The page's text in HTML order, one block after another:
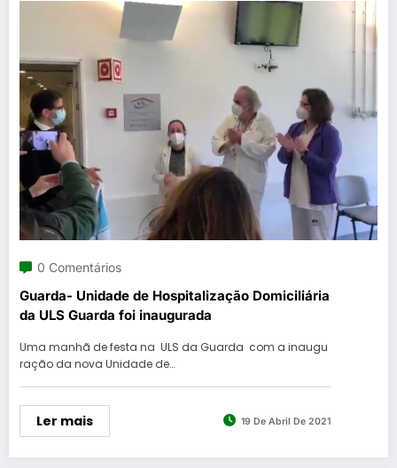
0 Comentários
Guarda- Unidade de Hospitalização Domiciliária
da ULS Guarda foi inaugurada
Uma manhã de festa na ULS da Guarda com a inaugu
ração da nova Unidade de…
Ler mais 19 De Abril De 2021